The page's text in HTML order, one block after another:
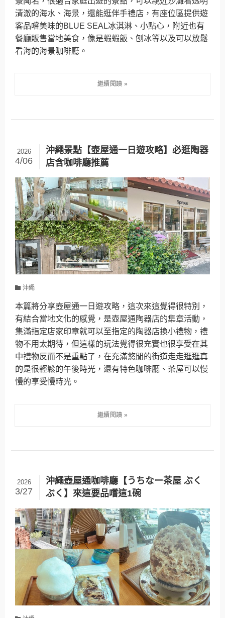
清澈的海水、海景，還能逛伴手禮店，有座位區提供遊
客品嚐美味的BLUE SEAL冰淇淋、小點心，附近也有
餐廳販售當地美食，像是蝦蝦飯、刨冰等以及可以放鬆
看海的海景咖啡廳。
沖繩景點【壺屋通一日遊攻略】必逛陶器
店含咖啡廳推薦
2026
4/06
沖繩
本篇將分享壺屋通一日遊攻略，這次來這覺得很特別，
有結合當地文化的感覺，是壺屋通陶器店的集章活動，
集滿指定店家印章就可以至指定的陶器店換小禮物，禮
物不用太期待，但這樣的玩法覺得很充實也很享受在其
中禮物反而不是重點了，在充滿悠閒的街道走走逛逛真
的是很輕鬆的午後時光，還有特色咖啡廳、茶屋可以慢
慢的享受慢時光。
沖繩壺屋通咖啡廳【うちなー茶屋 ぶく
ぶく】來這要品嚐這1碗
2026
3/27